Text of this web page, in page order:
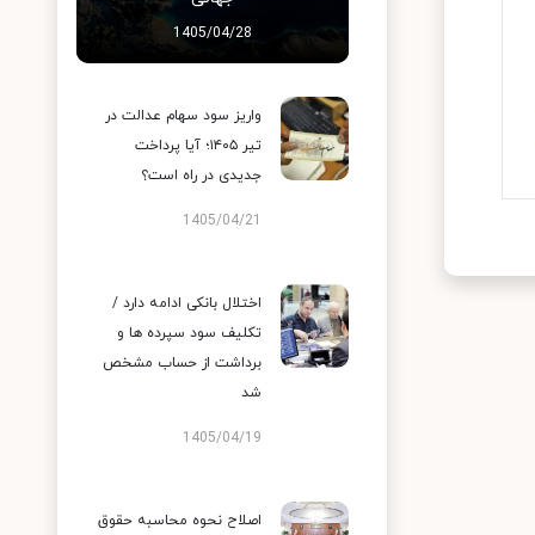
1405/04/28
واریز سود سهام عدالت در
تیر ۱۴۰۵؛ آیا پرداخت
جدیدی در راه است؟
1405/04/21
اختلال بانکی ادامه دارد /
تکلیف سود سپرده ها و
برداشت از حساب مشخص
شد
1405/04/19
اصلاح نحوه محاسبه حقوق